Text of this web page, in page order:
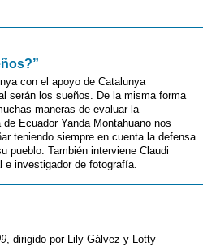
con el apoyo de Catalunya
serán los sueños. De la misma forma
maneras de evaluar la
Ecuador Yanda Montahuano nos
teniendo siempre en cuenta la defensa
pueblo. También interviene Claudi
e investigador de fotografía.
, dirigido por Lily Gálvez y Lotty